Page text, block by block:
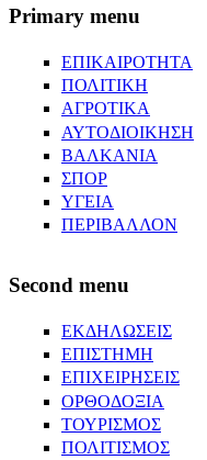
Primary menu
ΕΠΙΚΑΙΡΟΤΗΤΑ
ΠΟΛΙΤΙΚΗ
ΑΓΡΟΤΙΚΑ
ΑΥΤΟΔΙΟΙΚΗΣΗ
ΒΑΛΚΑΝΙΑ
ΣΠΟΡ
ΥΓΕΙΑ
ΠΕΡΙΒΑΛΛΟΝ
Second menu
ΕΚΔΗΛΩΣΕΙΣ
ΕΠΙΣΤΗΜΗ
ΕΠΙΧΕΙΡΗΣΕΙΣ
ΟΡΘΟΔΟΞΙΑ
ΤΟΥΡΙΣΜΟΣ
ΠΟΛΙΤΙΣΜΟΣ